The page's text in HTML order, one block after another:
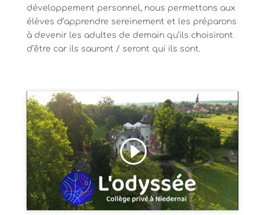
développement personnel, nous permettons aux
élèves d’apprendre sereinement et les préparons
à devenir les adultes de demain qu’ils choisiront
d’être car ils sauront / seront qui ils sont.
Cliquez pour accepter les cookies
marketing et activer ce contenu